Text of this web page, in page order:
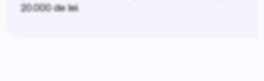
20.000 de lei.